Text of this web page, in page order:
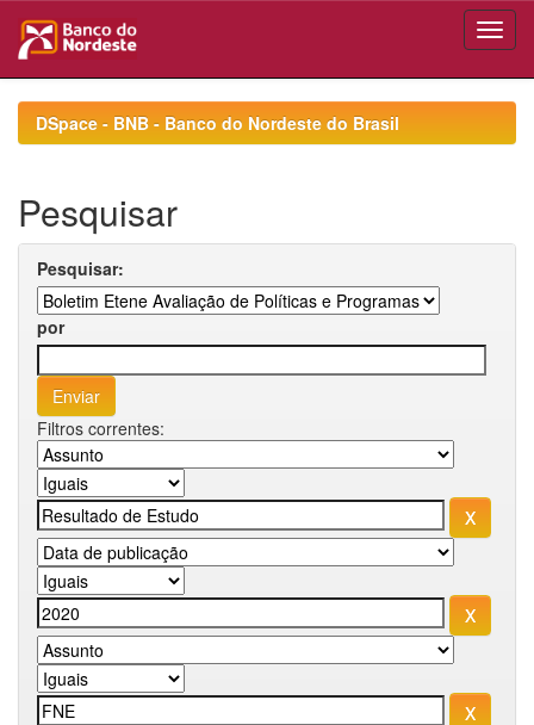
navigationDSpace - BNB - Banco do Nordeste do Brasil
Pesquisar
Pesquisar:
por
Filtros correntes: